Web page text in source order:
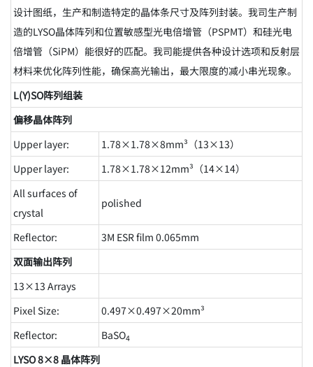
设计图纸，生产和制造特定的晶体条尺寸及阵列封装。我司生产制
造的LYSO晶体阵列和位置敏感型光电倍增管（PSPMT）和硅光电
倍增管（SiPM）能很好的匹配。我司能提供各种设计选项和反射层
材料来优化阵列性能，确保高光输出，最大限度的减小串光现象。
L(Y)SO阵列组装
偏移晶体阵列
Upper layer:
1.78×1.78×8mm³（13×13）
Upper layer:
1.78×1.78×12mm³（14×14）
All surfaces of
crystal
polished
Reflector:
3M ESR film 0.065mm
双面输出阵列
13×13 Arrays
Pixel Size:
0.497×0.497×20mm³
Reflector:
BaSO4
LYSO 8×8 晶体阵列